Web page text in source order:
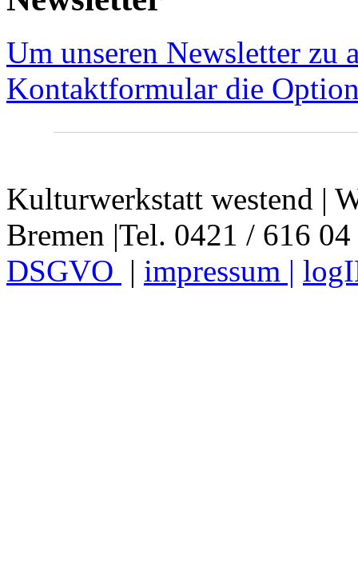
Um unseren Newsletter zu
Kontaktformular die
Kulturwerkstatt westend |
Bremen |Tel. 0421 / 616
DSGVO | impressum |